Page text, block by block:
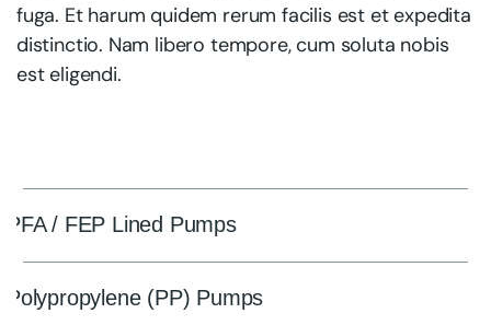
fuga. Et harum quidem rerum facilis est et expedita
distinctio. Nam libero tempore, cum soluta nobis
est eligendi.
PFA / FEP Lined Pumps
Polypropylene (PP) Pumps